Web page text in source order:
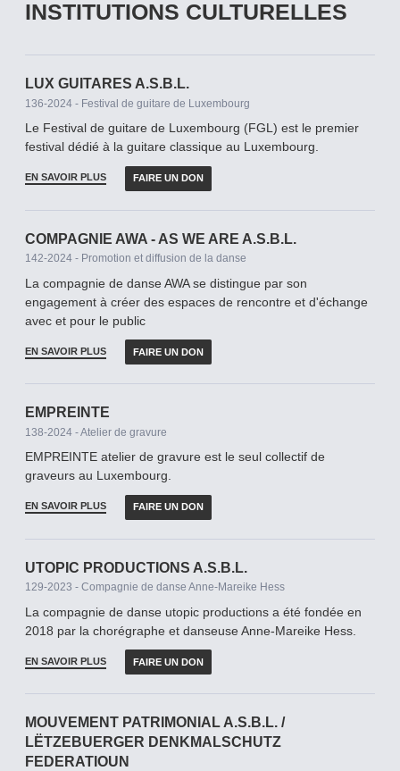
INSTITUTIONS CULTURELLES
LUX GUITARES A.S.B.L.
136-2024 - Festival de guitare de Luxembourg
Le Festival de guitare de Luxembourg (FGL) est le premier
festival dédié à la guitare classique au Luxembourg.
EN SAVOIR PLUS FAIRE UN DON
COMPAGNIE AWA - AS WE ARE A.S.B.L.
142-2024 - Promotion et diffusion de la danse
La compagnie de danse AWA se distingue par son
engagement à créer des espaces de rencontre et d'échange
avec et pour le public
EN SAVOIR PLUS FAIRE UN DON
EMPREINTE
138-2024 - Atelier de gravure
EMPREINTE atelier de gravure est le seul collectif de
graveurs au Luxembourg.
EN SAVOIR PLUS FAIRE UN DON
UTOPIC PRODUCTIONS A.S.B.L.
129-2023 - Compagnie de danse Anne-Mareike Hess
La compagnie de danse utopic productions a été fondée en
2018 par la chorégraphe et danseuse Anne-Mareike Hess.
EN SAVOIR PLUS FAIRE UN DON
MOUVEMENT PATRIMONIAL A.S.B.L. /
LËTZEBUERGER DENKMALSCHUTZ
FEDERATIOUN